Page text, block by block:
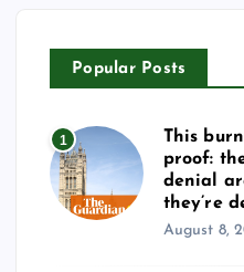
Popular Posts
1
This
proof:
denial
they’re
August 8,